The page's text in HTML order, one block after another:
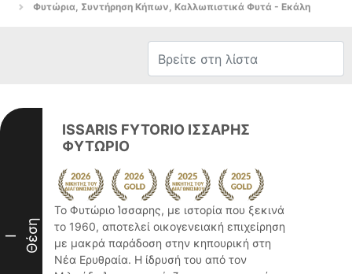
Φυτώρια, Συντήρηση Κήπων, Καλλωπιστικά Φυτά - Εκάλη
I Θέση
ISSARIS FYTORIO ΙΣΣΑΡΗΣ
ΦΥΤΩΡΙΟ
Το Φυτώριο Ίσσαρης, με ιστορία που ξεκινά
το 1960, αποτελεί οικογενειακή επιχείρηση
με μακρά παράδοση στην κηπουρική στη
Νέα Ερυθραία. Η ίδρυσή του από τον